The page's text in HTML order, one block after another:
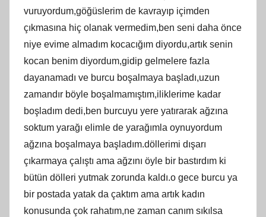
vuruyordum,göğüslerim de kavrayıp içimden
çıkmasına hiç olanak vermedim,ben seni daha önce
niye evime almadım kocacığım diyordu,artık senin
kocan benim diyordum,gidip gelmelere fazla
dayanamadı ve burcu boşalmaya başladı,uzun
zamandır böyle boşalmamıştım,iliklerime kadar
boşladım dedi,ben burcuyu yere yatırarak ağzına
soktum yarağı elimle de yarağımla oynuyordum
ağzına boşalmaya başladım.döllerimi dışarı
çıkarmaya çalıştı ama ağzını öyle bir bastırdım ki
bütün dölleri yutmak zorunda kaldı.o gece burcu ya
bir postada yatak da çaktım ama artık kadın
konusunda çok rahatım,ne zaman canım sıkılsa